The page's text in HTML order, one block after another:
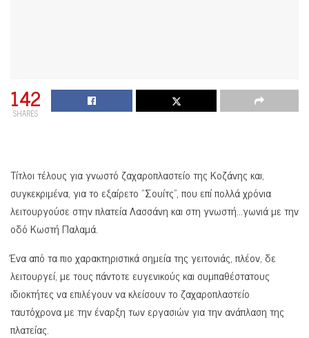
142
SHARES
Τίτλοι τέλους για γνωστό ζαχαροπλαστείο της Κοζάνης και,
συγκεκριμένα, για το εξαίρετο “Σουίτς”, που επί πολλά χρόνια
λειτουργούσε στην πλατεία Λασσάνη και στη γνωστή…γωνιά με την
οδό Κωστή Παλαμά.
Ένα από τα πιο χαρακτηριστικά σημεία της γειτονιάς, πλέον, δε
λειτουργεί, με τους πάντοτε ευγενικούς και συμπαθέστατους
ιδιοκτήτες να επιλέγουν να κλείσουν το ζαχαροπλαστείο
ταυτόχρονα με την έναρξη των εργασιών για την ανάπλαση της
πλατείας.